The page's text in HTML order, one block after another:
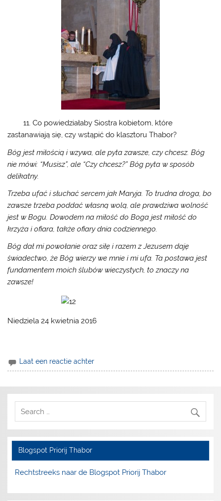
11. Co powiedziałaby Siostra kobietom, które
zastanawiają się, czy wstąpić do klasztoru Thabor?
Bóg jest miłością i wzywa, ale pyta zawsze, czy chcesz. Bóg
nie mówi: “Musisz”, ale “Czy chcesz?” Bóg pyta w sposób
delikatny.
Trzeba ufać i słuchać sercem jak Maryja. To trudna droga, bo
zawsze trzeba poddać własną wolą, ale prawdziwa wolność
jest w Bogu. Dowodem na miłość do Boga jest miłość do
krzyża i ofiara, także ofiary dnia codziennego.
Bóg dał mi powołanie oraz siłę i razem z Jezusem daję
świadectwo, że Bóg wierzy we mnie i mi ufa. Ta postawa jest
fundamentem moich ślubów wieczystych, to znaczy na
zawsze!
Niedziela 24 kwietnia 2016
Laat een reactie achter
Blogspot Priorij Thabor
Rechtstreeks naar de Blogspot Priorij Thabor